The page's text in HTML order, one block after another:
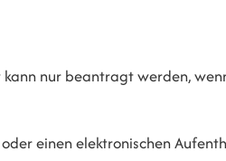
nur beantragt werden,
einen elektronischen